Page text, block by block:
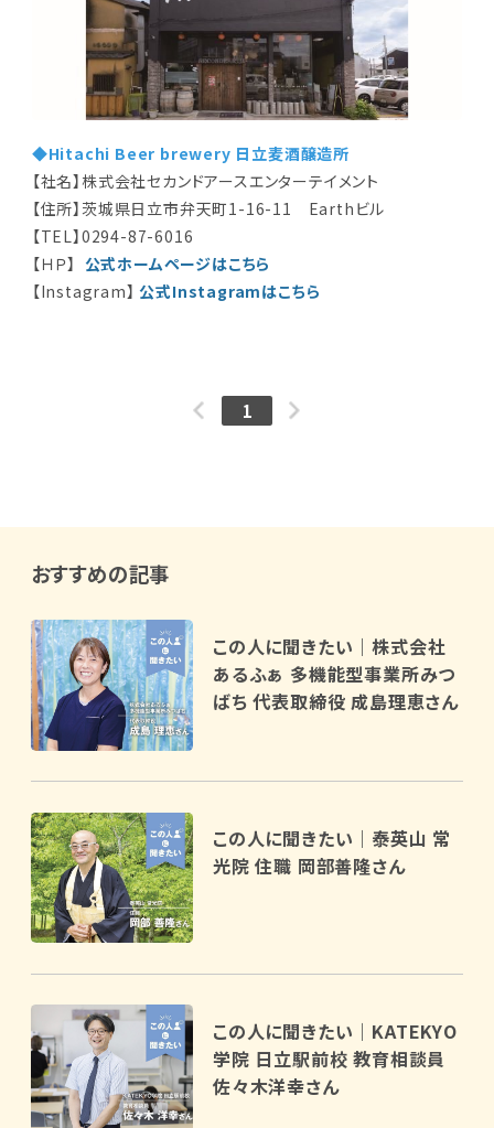
◆Hitachi Beer brewery 日立麦酒醸造所
【社名】株式会社セカンドアースエンターテイメント
【住所】茨城県日立市弁天町1-16-11 Earthビル
【TEL】0294-87-6016
【ＨＰ】 公式ホームページはこちら
【Instagram】公式Instagramはこちら
1
おすすめの記事
この人に聞きたい｜株式会社
あるふぁ 多機能型事業所みつ
ばち 代表取締役 成島理恵さん
この人に聞きたい｜泰英山 常
光院 住職 岡部善隆さん
この人に聞きたい｜KATEKYO
学院 日立駅前校 教育相談員
佐々木洋幸さん